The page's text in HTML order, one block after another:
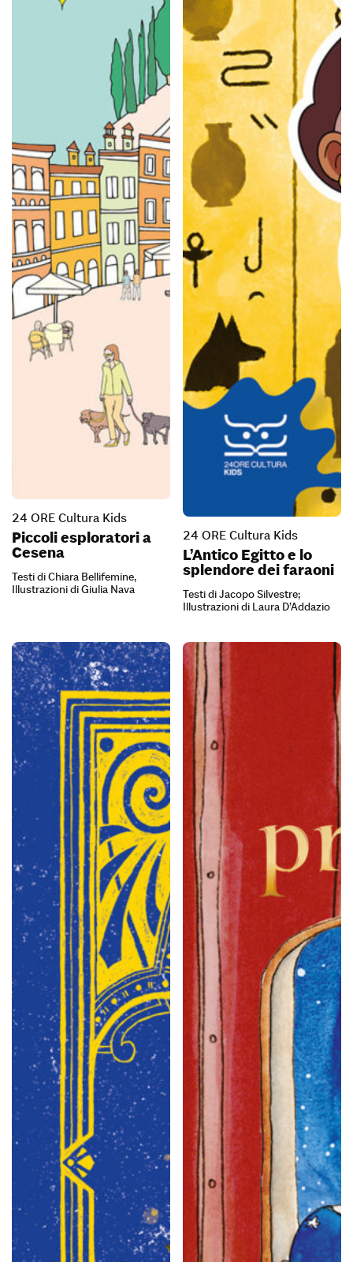
24 ORE Cultura Kids
Piccoli esploratori a
Cesena
Testi di Chiara Bellifemine,
Illustrazioni di Giulia Nava
24 ORE Cultura Kids
L’Antico Egitto e lo
splendore dei faraoni
Testi di Jacopo Silvestre;
Illustrazioni di Laura D’Addazio